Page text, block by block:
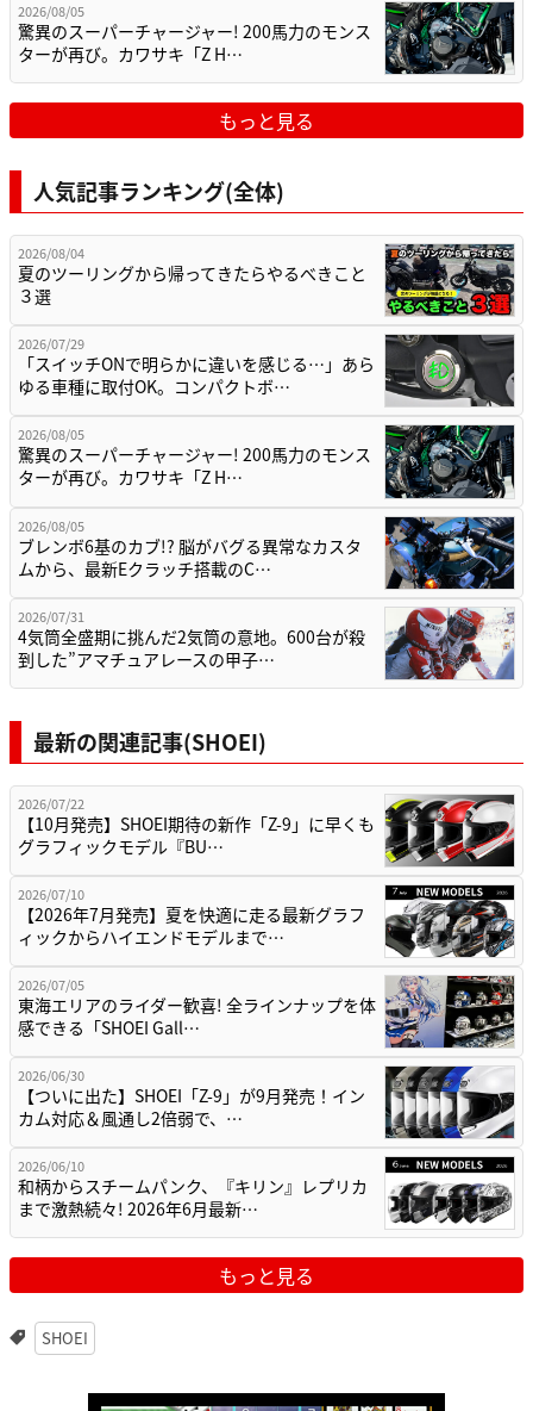
2026/08/05
驚異のスーパーチャージャー! 200馬力のモンス
ターが再び。カワサキ「Z H…
もっと見る
人気記事ランキング(全体)
2026/08/04
夏のツーリングから帰ってきたらやるべきこと
３選
2026/07/29
「スイッチONで明らかに違いを感じる…」あら
ゆる車種に取付OK。コンパクトボ…
2026/08/05
驚異のスーパーチャージャー! 200馬力のモンス
ターが再び。カワサキ「Z H…
2026/08/05
ブレンボ6基のカブ!? 脳がバグる異常なカスタ
ムから、最新Eクラッチ搭載のC…
2026/07/31
4気筒全盛期に挑んだ2気筒の意地。600台が殺
到した”アマチュアレースの甲子…
最新の関連記事(SHOEI)
2026/07/22
【10月発売】SHOEI期待の新作「Z-9」に早くも
グラフィックモデル『BU…
2026/07/10
【2026年7月発売】夏を快適に走る最新グラフ
ィックからハイエンドモデルまで…
2026/07/05
東海エリアのライダー歓喜! 全ラインナップを体
感できる「SHOEI Gall…
2026/06/30
【ついに出た】SHOEI「Z-9」が9月発売！イン
カム対応＆風通し2倍弱で、…
2026/06/10
和柄からスチームパンク、『キリン』レプリカ
まで激熱続々! 2026年6月最新…
もっと見る
SHOEI